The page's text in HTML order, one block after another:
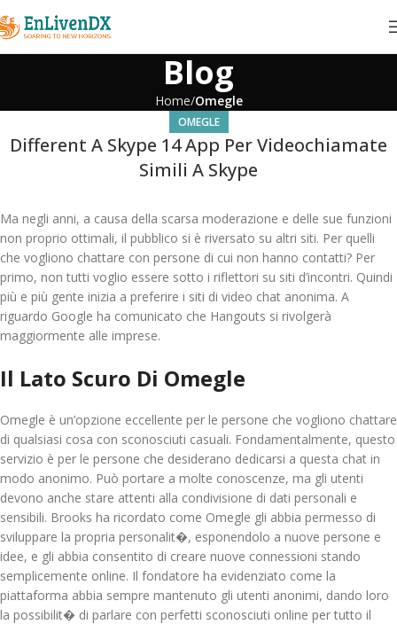
Blog
Home Omegle
OMEGLE
Different A Skype 14 App Per Videochiamate
Simili A Skype
Ma negli anni, a causa della scarsa moderazione e delle sue funzioni
non proprio ottimali, il pubblico si è riversato su altri siti. Per quelli
che vogliono chattare con persone di cui non hanno contatti? Per
primo, non tutti voglio essere sotto i riflettori su siti d’incontri. Quindi
più e più gente inizia a preferire i siti di video chat anonima. A
riguardo Google ha comunicato che Hangouts si rivolgerà
maggiormente alle imprese.
Il Lato Scuro Di Omegle
Omegle è un’opzione eccellente per le persone che vogliono chattare
di qualsiasi cosa con sconosciuti casuali. Fondamentalmente, questo
servizio è per le persone che desiderano dedicarsi a questa chat in
modo anonimo. Può portare a molte conoscenze, ma gli utenti
devono anche stare attenti alla condivisione di dati personali e
sensibili. Brooks ha ricordato come Omegle gli abbia permesso di
sviluppare la propria personalit�, esponendolo a nuove persone e
idee, e gli abbia consentito di creare nuove connessioni stando
semplicemente online. Il fondatore ha evidenziato come la
piattaforma abbia sempre mantenuto gli utenti anonimi, dando loro
la possibilit� di parlare con perfetti sconosciuti online per tutto il